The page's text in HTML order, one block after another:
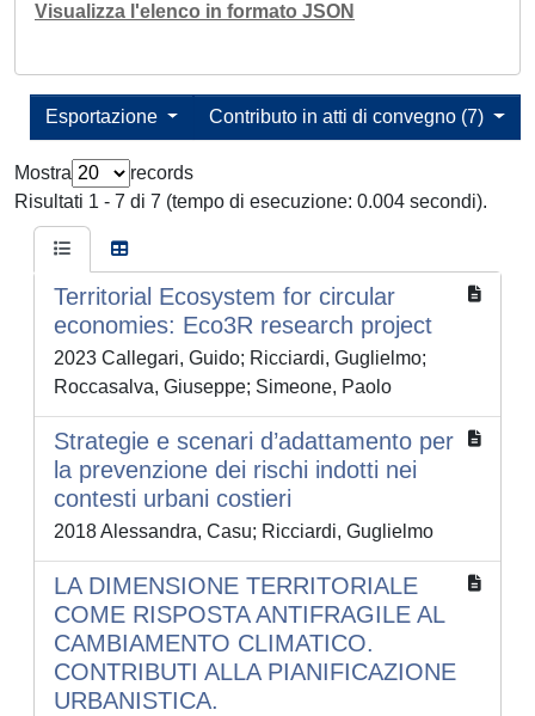
Visualizza l'elenco in formato JSON
Contributo in atti di convegno (7)
Esportazione
Mostra
records
Risultati 1 - 7 di 7 (tempo di esecuzione: 0.004 secondi).
Territorial Ecosystem for circular
economies: Eco3R research project
2023 Callegari, Guido; Ricciardi, Guglielmo;
Roccasalva, Giuseppe; Simeone, Paolo
Strategie e scenari d’adattamento per
la prevenzione dei rischi indotti nei
contesti urbani costieri
2018 Alessandra, Casu; Ricciardi, Guglielmo
LA DIMENSIONE TERRITORIALE
COME RISPOSTA ANTIFRAGILE AL
CAMBIAMENTO CLIMATICO.
CONTRIBUTI ALLA PIANIFICAZIONE
URBANISTICA.